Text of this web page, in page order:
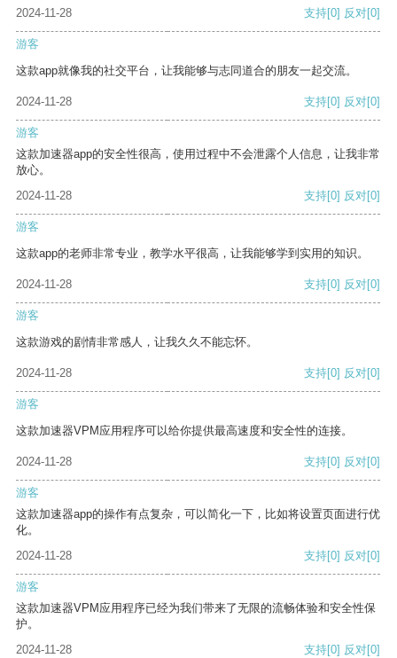
2024-11-28
支持[0] 反对[0]
游客
这款app就像我的社交平台，让我能够与志同道合的朋友一起交流。
2024-11-28 支持[0] 反对[0]
游客
这款加速器app的安全性很高，使用过程中不会泄露个人信息，让我非常
放心。
2024-11-28
支持[0] 反对[0]
游客
这款app的老师非常专业，教学水平很高，让我能够学到实用的知识。
2024-11-28 支持[0] 反对[0]
游客
这款游戏的剧情非常感人，让我久久不能忘怀。
2024-11-28 支持[0] 反对[0]
游客
这款加速器VPM应用程序可以给你提供最高速度和安全性的连接。
2024-11-28 支持[0] 反对[0]
游客
这款加速器app的操作有点复杂，可以简化一下，比如将设置页面进行优
化。
2024-11-28
支持[0] 反对[0]
游客
这款加速器VPM应用程序已经为我们带来了无限的流畅体验和安全性保
护。
2024-11-28
支持[0] 反对[0]